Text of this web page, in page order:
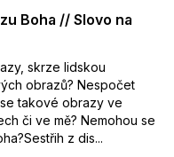
Boha // Slovo na
skrze lidskou
obrazů? Nespočet
takové obrazy ve
či ve mě? Nemohou se
z dis...